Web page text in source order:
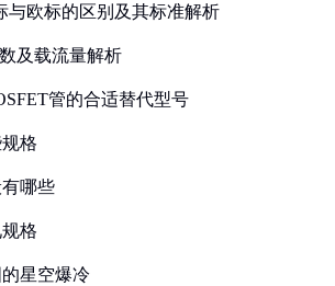
与欧标的区别及其标准解析
及载流量解析
管的合适替代型号
格
哪些
格
星空爆冷